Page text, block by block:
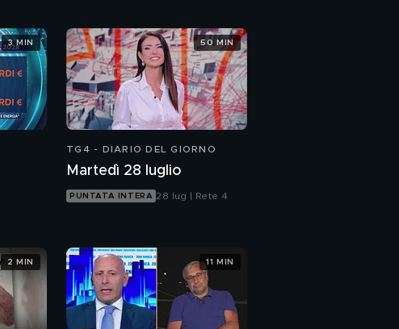
3 MIN
TG4 - DIARIO DEL GIORNO
Martedì 28 luglio
PUNTATA INTERA 28 lug | Rete 4
50 MIN
2 MIN 11 MIN